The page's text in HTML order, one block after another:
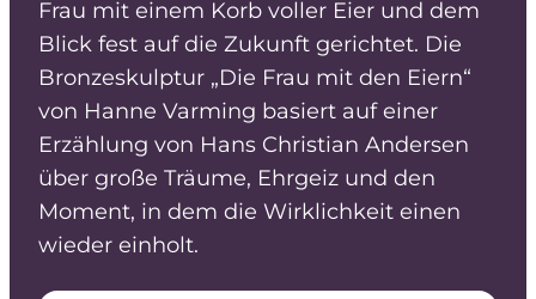
Frau mit einem Korb voller Eier und dem
Blick fest auf die Zukunft gerichtet. Die
Bronzeskulptur „Die Frau mit den Eiern“
von Hanne Varming basiert auf einer
Erzählung von Hans Christian Andersen
über große Träume, Ehrgeiz und den
Moment, in dem die Wirklichkeit einen
wieder einholt.